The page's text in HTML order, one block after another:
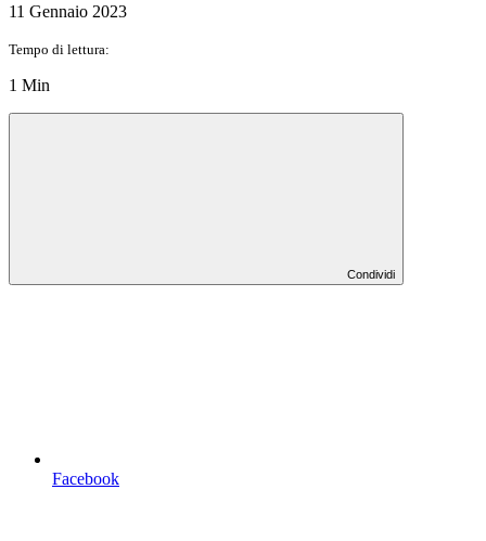
11 Gennaio 2023
Tempo di lettura:
1 Min
Condividi
Facebook